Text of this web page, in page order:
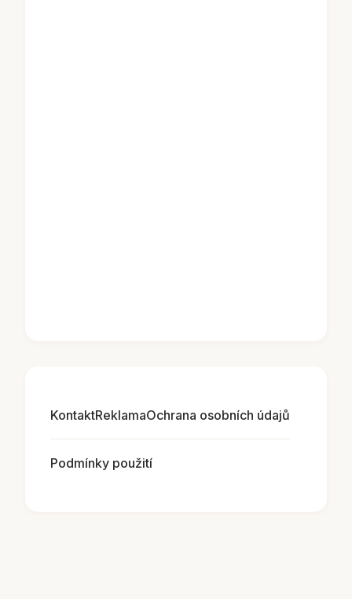
KontaktReklamaOchrana osobních údajů
Podmínky použití